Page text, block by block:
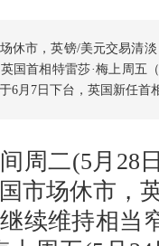
休市，英镑/美元交易清
国首相特雷莎·梅上周五
6月7日下台，英国新任首
二(5月28日
市场休市，
续维持相当